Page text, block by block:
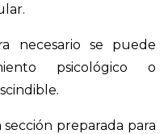
necesario se puede
psicológico o
preparada para